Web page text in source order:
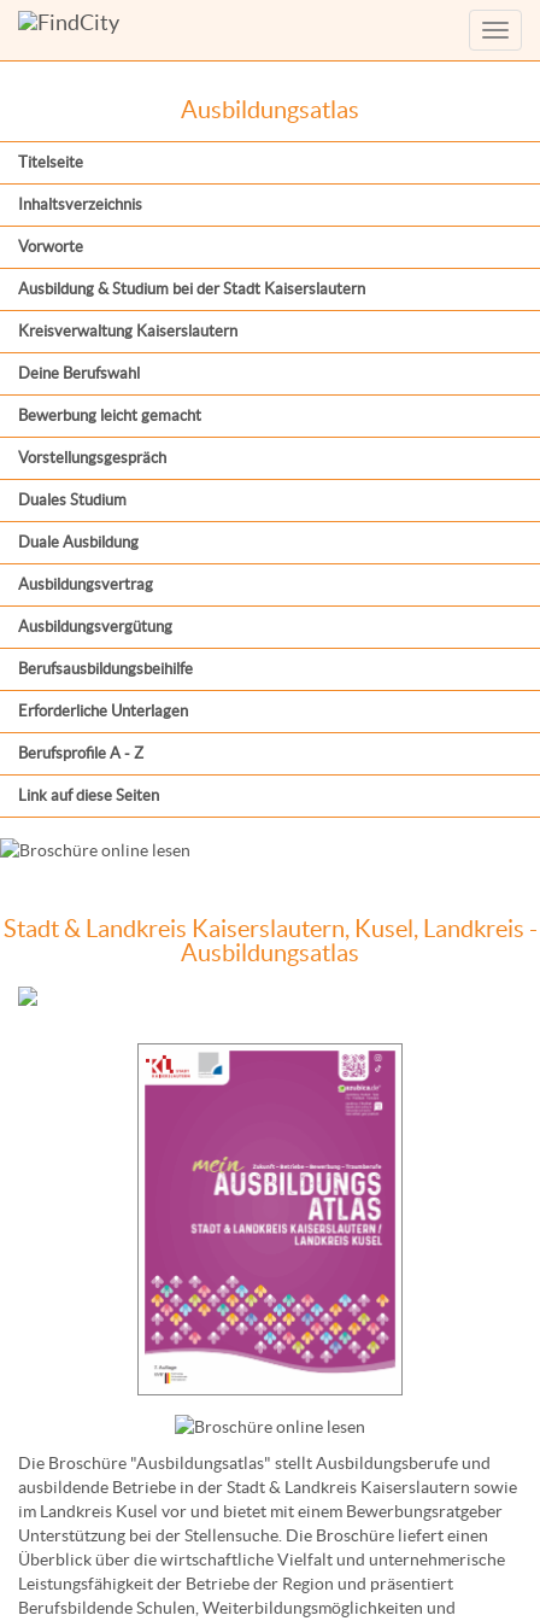
Menü
Ausbildungsatlas
Titelseite
Inhaltsverzeichnis
Vorworte
Ausbildung & Studium bei der Stadt Kaiserslautern
Kreisverwaltung Kaiserslautern
Deine Berufswahl
Bewerbung leicht gemacht
Vorstellungsgespräch
Duales Studium
Duale Ausbildung
Ausbildungsvertrag
Ausbildungsvergütung
Berufsausbildungsbeihilfe
Erforderliche Unterlagen
Berufsprofile A - Z
Link auf diese Seiten
Stadt & Landkreis Kaiserslautern, Kusel, Landkreis -
Ausbildungsatlas
Die Broschüre "Ausbildungsatlas" stellt Ausbildungsberufe und
ausbildende Betriebe in der Stadt & Landkreis Kaiserslautern sowie
im Landkreis Kusel vor und bietet mit einem Bewerbungsratgeber
Unterstützung bei der Stellensuche. Die Broschüre liefert einen
Überblick über die wirtschaftliche Vielfalt und unternehmerische
Leistungsfähigkeit der Betriebe der Region und präsentiert
Berufsbildende Schulen, Weiterbildungsmöglichkeiten und